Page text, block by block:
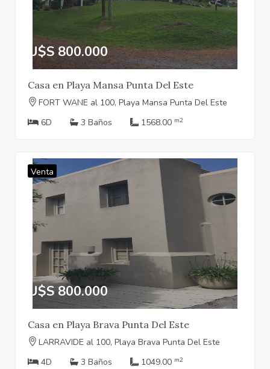
U$S 800.000
Casa en Playa Mansa Punta Del Este
FORT WANE al 100, Playa Mansa Punta Del Este
6D
3 Baños 1568.00 m2
Venta
U$S 800.000
Casa en Playa Brava Punta Del Este
LARRAVIDE al 100, Playa Brava Punta Del Este
4D
3 Baños 1049.00 m2